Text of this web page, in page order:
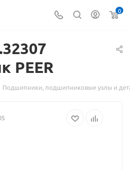
0
Материал
о
товаре
PER.32307
PEER
Подшипники, подшипниковые узлы и